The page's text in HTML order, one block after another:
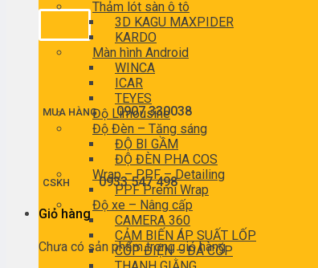
MUA HÀNG 0907 330038
CSKH0933 547 498
Giỏ hàng
Chưa có sản phẩm trong giỏ hàng.
Thảm lót sàn ô tô
3D KAGU MAXPIDER
KARDO
Màn hình Android
WINCA
ICAR
TEYES
Độ Limousine
Độ Đèn – Tăng sáng
ĐỘ BI GẦM
ĐỘ ĐÈN PHA COS
Wrap – PPF – Detailing
PPF Premi Wrap
Độ xe – Nâng cấp
CAMERA 360
CẢM BIẾN ÁP SUẤT LỐP
CỐP ĐIỆN – ĐÁ CỐP